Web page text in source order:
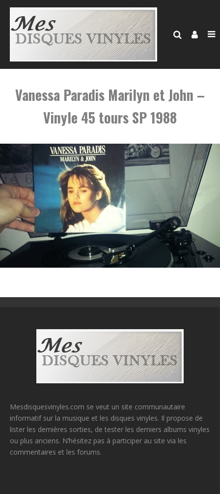
Vanessa Paradis Marilyn et John –
Vinyle 45 tours SP 1988
Mesdisquesvinyles.com se veut un site communautaire
informatif sur la musique et les disques vinyles. Il propose de
lister les dernières sorties, de tester les derniers albums vinyles
ou plus anciens. N’hésitez pas à participer au site via les
commentaires et les forums.